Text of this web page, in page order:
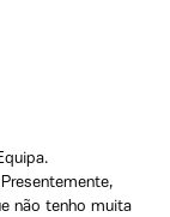
não tenho muita